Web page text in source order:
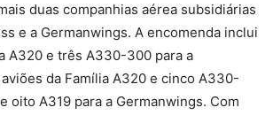
duas companhias aérea subsidiárias
e a Germanwings. A encomenda inclui
A320 e três A330-300 para a
da Família A320 e cinco A330-
oito A319 para a Germanwings. Com